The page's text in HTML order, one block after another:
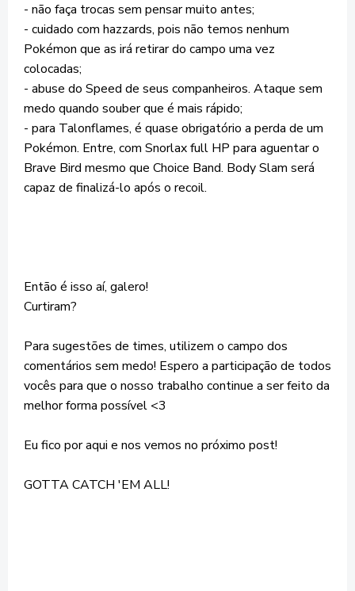
- não faça trocas sem pensar muito antes;
- cuidado com hazzards, pois não temos nenhum
Pokémon que as irá retirar do campo uma vez
colocadas;
- abuse do Speed de seus companheiros. Ataque sem
medo quando souber que é mais rápido;
- para Talonflames, é quase obrigatório a perda de um
Pokémon. Entre, com Snorlax full HP para aguentar o
Brave Bird mesmo que Choice Band. Body Slam será
capaz de finalizá-lo após o recoil.
Então é isso aí, galero!
Curtiram?
Para sugestões de times, utilizem o campo dos
comentários sem medo! Espero a participação de todos
vocês para que o nosso trabalho continue a ser feito da
melhor forma possível <3
Eu fico por aqui e nos vemos no próximo post!
GOTTA CATCH 'EM ALL!